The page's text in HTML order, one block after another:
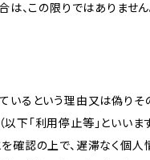
、この限りではありません
いるという理由又は偽り
「利用停止等」といいます
確認の上で、遅滞なく個